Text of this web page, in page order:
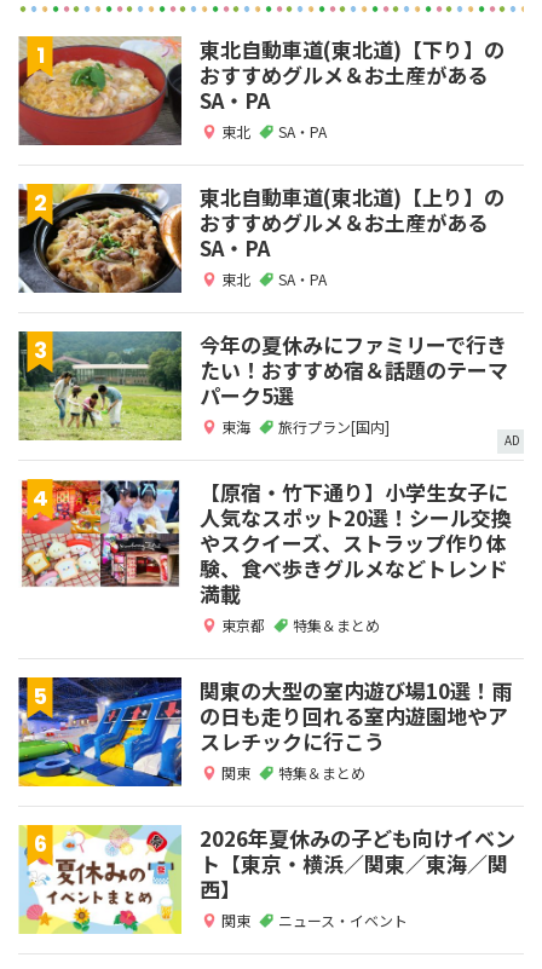
東北自動車道(東北道)【下り】の
おすすめグルメ＆お土産がある
SA・PA
東北 SA・PA
東北自動車道(東北道)【上り】の
おすすめグルメ＆お土産がある
SA・PA
東北 SA・PA
今年の夏休みにファミリーで行き
たい！おすすめ宿＆話題のテーマ
パーク5選
東海 旅行プラン[国内]
AD
【原宿・竹下通り】小学生女子に
人気なスポット20選！シール交換
やスクイーズ、ストラップ作り体
験、食べ歩きグルメなどトレンド
満載
東京都 特集＆まとめ
関東の大型の室内遊び場10選！雨
の日も走り回れる室内遊園地やア
スレチックに行こう
関東 特集＆まとめ
2026年夏休みの子ども向けイベン
ト【東京・横浜／関東／東海／関
西】
関東 ニュース・イベント